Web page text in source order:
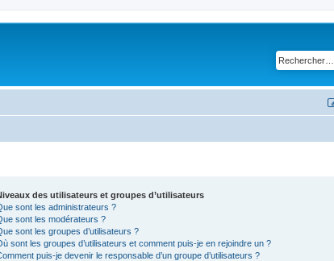
des utilisateurs et groupes d’utilisateurs
sont les administrateurs ?
sont les modérateurs ?
sont les groupes d’utilisateurs ?
sont les groupes d’utilisateurs et comment puis-je en rejoindre un ?
puis-je devenir le responsable d’un groupe d’utilisateurs ?